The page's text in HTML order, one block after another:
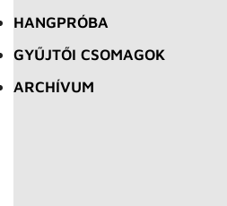
HANGPRÓBA
GYŰJTŐI CSOMAGOK
ARCHÍVUM